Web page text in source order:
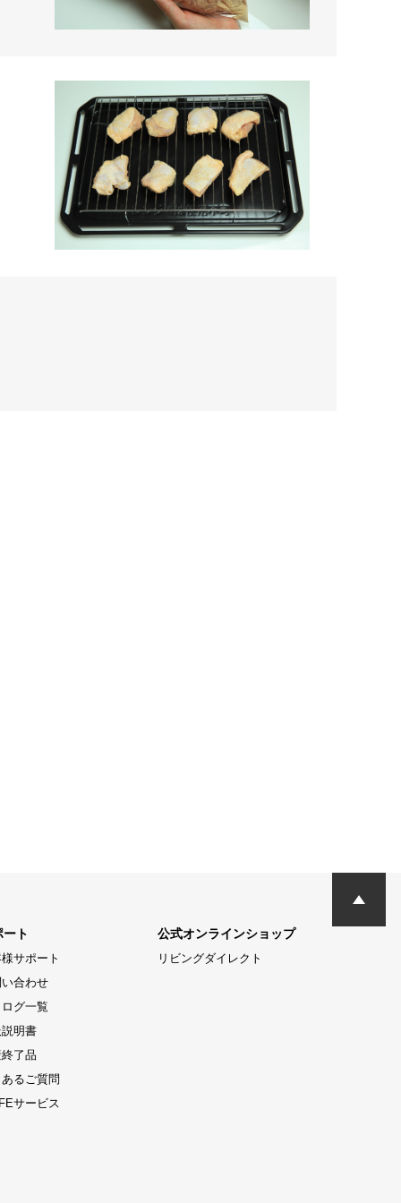
ート
サポート
合わせ
グ一覧
明書
了品
るご質問
サービス
公式オンラインショップ
リビングダイレクト